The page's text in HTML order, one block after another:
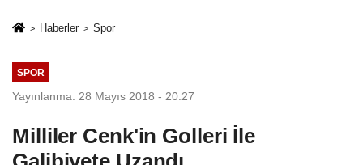
ve İhanet
Haberler Spor
SPOR
Yayınlanma: 28 Mayıs 2018 - 20:27
Milliler Cenk'in Golleri İle